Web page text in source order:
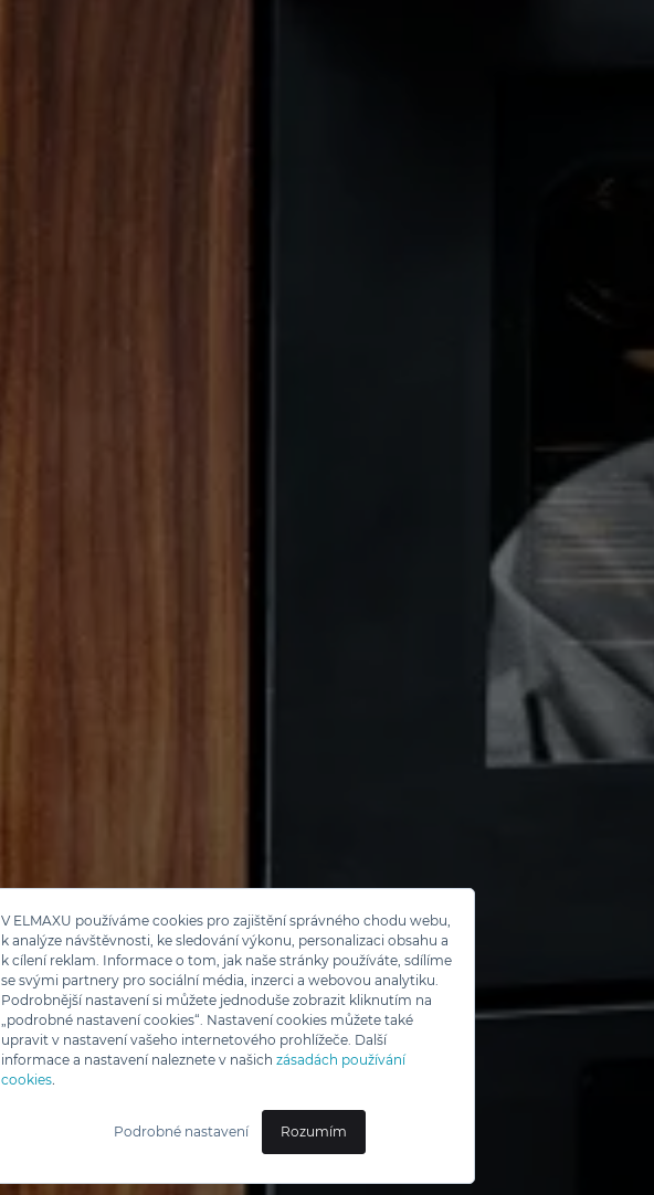
V ELMAXU používáme cookies pro zajištění správného chodu webu,
k analýze návštěvnosti, ke sledování výkonu, personalizaci obsahu a
k cílení reklam. Informace o tom, jak naše stránky používáte, sdílíme
se svými partnery pro sociální média, inzerci a webovou analytiku.
Podrobnější nastavení si můžete jednoduše zobrazit kliknutím na
„podrobné nastavení cookies“. Nastavení cookies můžete také
upravit v nastavení vašeho internetového prohlížeče. Další
informace a nastavení naleznete v našich zásadách používání
cookies.
Podrobné nastavení Rozumím